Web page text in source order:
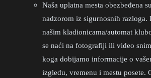
Naša uplatna mesta obezbeđena
nadzorom iz sigurnosnih razloga.
našim kladionicama/automat
se naći na fotografiji ili video
koga dobijamo informacije o
izgledu, vremenu i mestu posete.